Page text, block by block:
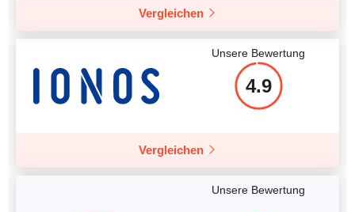
Mehr Details
Vergleichen
Unsere Bewertung
4.9
Vergleichen
Unsere Bewertung